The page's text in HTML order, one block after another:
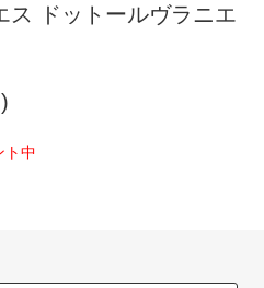
ス ドットールヴラニエ
ト中